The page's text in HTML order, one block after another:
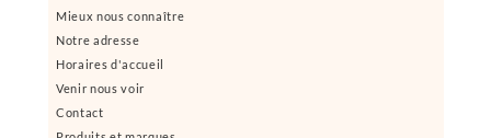
Mieux nous connaître
Notre adresse
Horaires d'accueil
Venir nous voir
Contact